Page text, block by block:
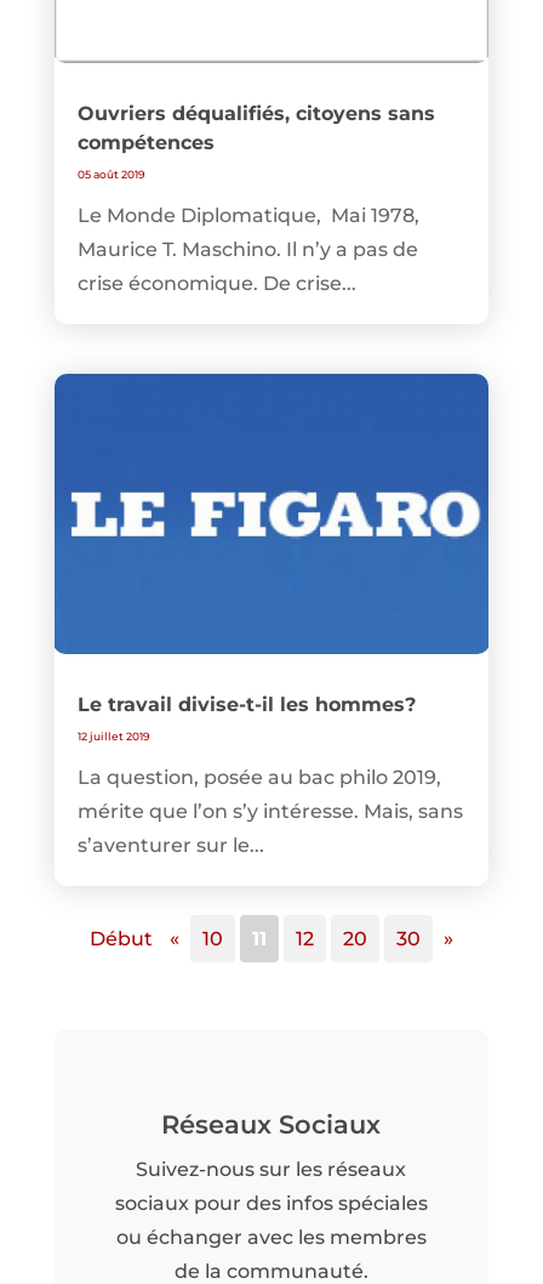
Ouvriers déqualifiés, citoyens sans
compétences
05 août 2019
Le Monde Diplomatique, Mai 1978,
Maurice T. Maschino. Il n’y a pas de
crise économique. De crise...
Le travail divise-t-il les hommes?
12 juillet 2019
La question, posée au bac philo 2019,
mérite que l’on s’y intéresse. Mais, sans
s’aventurer sur le...
Début « 10 11 12 20 30 »
Réseaux Sociaux
Suivez-nous sur les réseaux
sociaux pour des infos spéciales
ou échanger avec les membres
de la communauté.